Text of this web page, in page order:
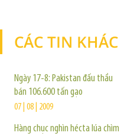
CÁC TIN KHÁC
Ngày 17-8: Pakistan đấu thầu
bán 106.600 tấn gạo
07 | 08 | 2009
Hàng chục nghìn hécta lúa chìm